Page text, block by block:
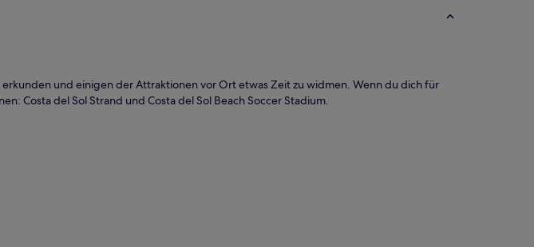
und einigen der Attraktionen vor Ort etwas Zeit zu widmen. Wenn du dich für
Costa del Sol Strand und Costa del Sol Beach Soccer Stadium.